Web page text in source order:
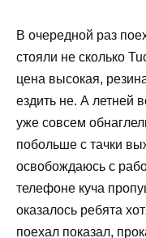
В очередной раз
стояли не сколько
цена высокая,
ездить не. А летней
уже совсем
побольше с тачки
освобождаюсь с
телефоне куча
оказалось ребята
поехал показал,